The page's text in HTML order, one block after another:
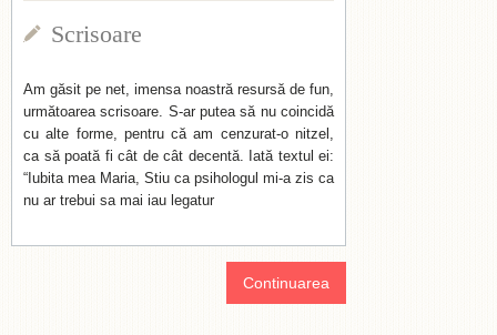
Scrisoare
Am găsit pe net, imensa noastră resursă de fun,
următoarea scrisoare. S-ar putea să nu coincidă
cu alte forme, pentru că am cenzurat-o nitzel,
ca să poată fi cât de cât decentă. Iată textul ei:
“Iubita mea Maria, Stiu ca psihologul mi-a zis ca
nu ar trebui sa mai iau legatur
Continuarea